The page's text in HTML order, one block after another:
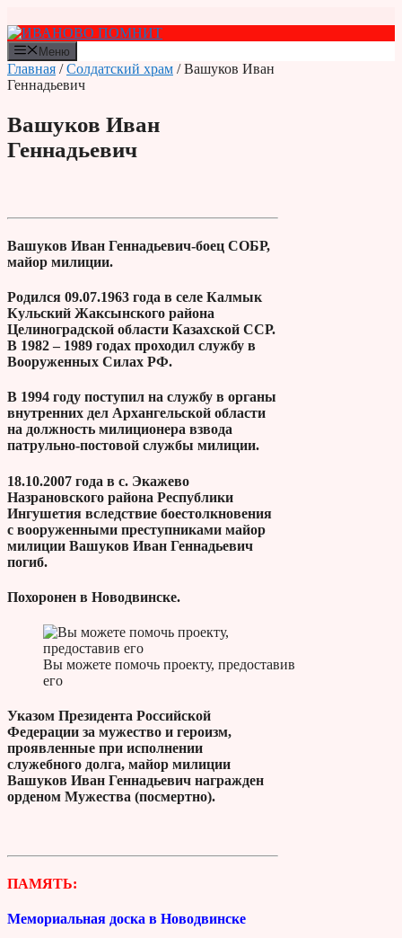
к
содержимому
Меню
Главная /Солдатский храм / Вашуков Иван
Геннадьевич
Вашуков Иван
Геннадьевич
Вашуков Иван Геннадьевич-боец СОБР,
майор милиции.
Родился 09.07.1963 года в селе Калмык
Кульский Жаксынского района
Целиноградской области Казахской ССР.
В 1982 – 1989 годах проходил службу в
Вооруженных Силах РФ.
В 1994 году поступил на службу в органы
внутренних дел Архангельской области
на должность милиционера взвода
патрульно-постовой службы милиции.
18.10.2007 года в с. Экажево
Назрановского района Республики
Ингушетия вследствие боестолкновения
с вооруженными преступниками майор
милиции Вашуков Иван Геннадьевич
погиб.
Похоронен в Новодвинске.
Вы можете помочь проекту, предоставив
его
Указом Президента Российской
Федерации за мужество и героизм,
проявленные при исполнении
служебного долга, майор милиции
Вашуков Иван Геннадьевич награжден
орденом Мужества (посмертно).
ПАМЯТЬ:
Мемориальная доска в Новодвинске